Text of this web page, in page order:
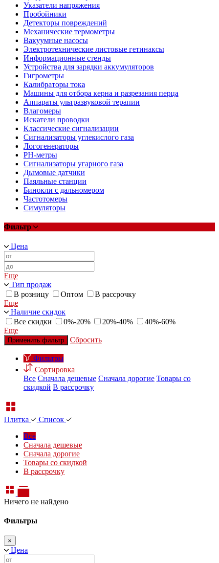
Указатели напряжения
Пробойники
Детекторы повреждений
Механические термометры
Вакуумные насосы
Электротехнические листовые гетинаксы
Информационные стенды
Устройства для зарядки аккумуляторов
Гигрометры
Калибраторы тока
Машины для отбора керна и разрезания перца
Аппараты ультразвуковой терапии
Влагомеры
Искатели проводки
Классические сигнализации
Сигнализаторы углекислого газа
Логогенераторы
PH-метры
Сигнализаторы угарного газа
Дымовые датчики
Паяльные станции
Бинокли с дальномером
Частотомеры
Симуляторы
Фильтр
Цена
Еще
Тип продаж
В розницу
Оптом
В рассрочку
Еще
Наличие скидок
Все скидки
0%-20% 20%-40%
40%-60%
Еще
Применить фильтр Сбросить
Фильтры
Сортировка
Все Сначала дешевые Сначала дорогие Товары со
скидкой В рассрочку
Плитка
Список
Все
Сначала дешевые
Сначала дорогие
Товары со скидкой
В рассрочку
Ничего не найдено
Фильтры
×
Цена